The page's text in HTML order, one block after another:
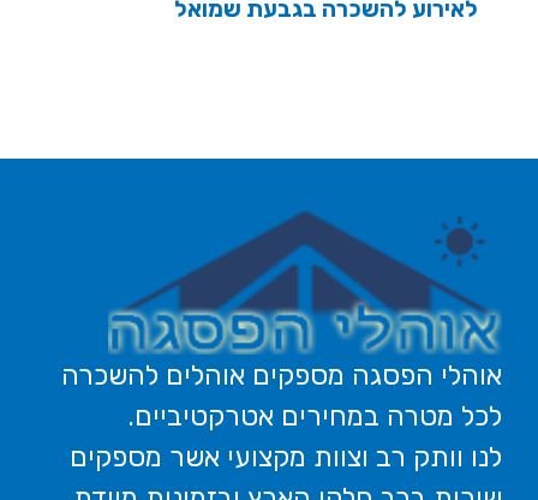
לאירוע להשכרה בגבעת שמואל
אוהלי הפסגה מספקים אוהלים להשכרה
לכל מטרה במחירים אטרקטיביים.
לנו וותק רב וצוות מקצועי אשר מספקים